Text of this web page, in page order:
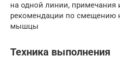
на одной линии, примечания
рекомендации по смещению
мышцы
Техника выполнения